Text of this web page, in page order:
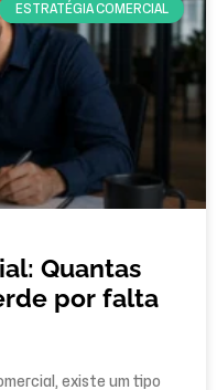
ESTRATÉGIA COMERCIAL
Quantas
por falta
existe um tipo